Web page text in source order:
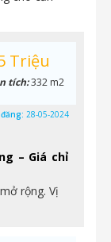
– Giá chỉ
rộng. Vị
Triệu
tích:332 m2
28-05-2024